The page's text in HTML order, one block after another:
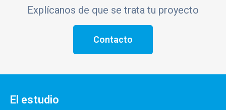
Explícanos de que se trata tu proyecto
Contacto
El estudio